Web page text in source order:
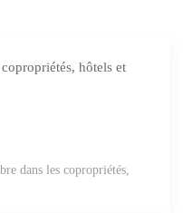
dans les copropriétés,